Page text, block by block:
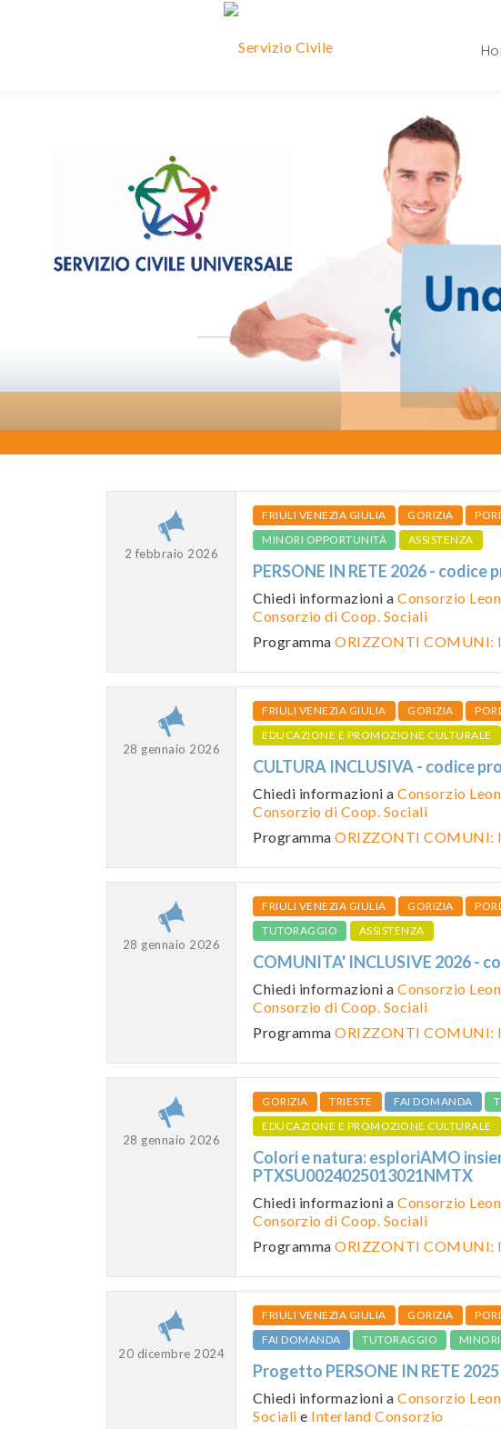
2 febbraio 2026
FRIULI VENEZIA GIULIA GORIZIA
MINORI OPPORTUNITÀ
ASSISTENZA
PERSONE IN RETE 2026 -
Chiedi informazioni a Consorzio
Consorzio di Coop. Sociali
Programma ORIZZONTI COMUNI:
28 gennaio 2026
FRIULI VENEZIA GIULIA GORIZIA
EDUCAZIONE E PROMOZIONE CULTURALE
CULTURA INCLUSIVA - codice
Chiedi informazioni a Consorzio
Consorzio di Coop. Sociali
Programma ORIZZONTI COMUNI:
28 gennaio 2026
FRIULI VENEZIA GIULIA GORIZIA
TUTORAGGIO
ASSISTENZA
COMUNITA' INCLUSIVE 2026 -
Chiedi informazioni a Consorzio
Consorzio di Coop. Sociali
Programma ORIZZONTI COMUNI:
28 gennaio 2026
GORIZIA TRIESTE FAI DOMANDA
EDUCAZIONE E PROMOZIONE CULTURALE
Colori e natura: esploriAMO
PTXSU0024025013021NMTX
Chiedi informazioni a Consorzio
Consorzio di Coop. Sociali
Programma ORIZZONTI COMUNI:
20 dicembre 2024
FRIULI VENEZIA GIULIA GORIZIA
FAI DOMANDA
TUTORAGGIO
Progetto PERSONE IN RETE
Chiedi informazioni a Consorzio
Sociali e Interland Consorzio